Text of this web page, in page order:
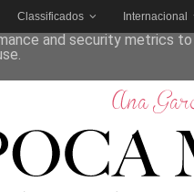
Classificados Internacional
its services and to
and security metrics